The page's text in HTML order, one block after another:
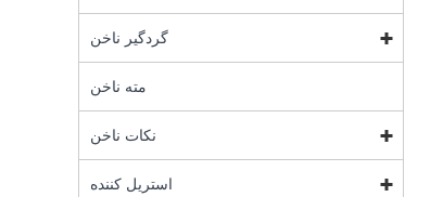
گردگیر ناخن
مته ناخن
نکات ناخن
استریل کننده